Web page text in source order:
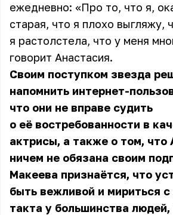
ежедневно: «Про то, что я,
старая, что я плохо выгляжу,
я растолстела, что у меня
говорит Анастасия.
Своим поступком звезда
напомнить интернет-
что они не вправе судить
о её востребованности в
актрисы, а также о том, что
ничем не обязана своим
Макеева признаётся, что
быть вежливой и мириться
такта у большинства